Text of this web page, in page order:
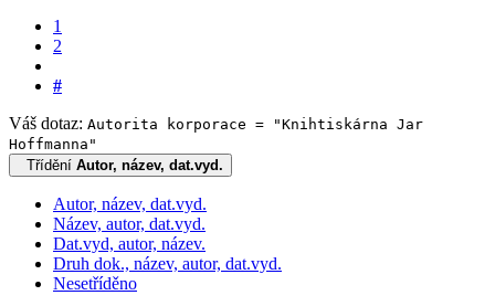
1
2
#
Váš dotaz: Autorita korporace = "Knihtiskárna Jar
Hoffmanna"
Třídění Autor, název, dat.vyd.
Autor, název, dat.vyd.
Název, autor, dat.vyd.
Dat.vyd, autor, název.
Druh dok., název, autor, dat.vyd.
Nesetříděno